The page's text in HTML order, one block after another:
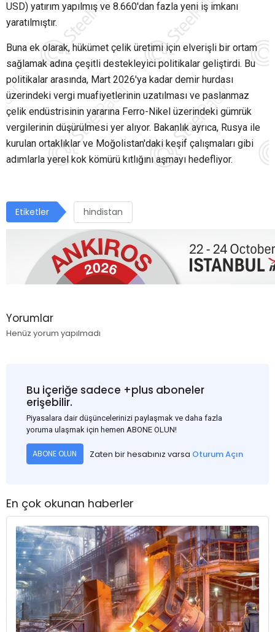
USD) yatırım yapılmış ve 8.660'dan fazla yeni iş imkanı
yaratılmıştır.
Buna ek olarak, hükümet çelik üretimi için elverişli bir ortam
sağlamak adına çeşitli destekleyici politikalar geliştirdi. Bu
politikalar arasında, Mart 2026'ya kadar demir hurdası
üzerindeki vergi muafiyetlerinin uzatılması ve paslanmaz
çelik endüstrisinin yararına Ferro-Nikel üzerindeki gümrük
vergilerinin düşürülmesi yer alıyor. Bakanlık ayrıca, Rusya ile
kurulan ortaklıklar ve Moğolistan'daki keşif çalışmaları gibi
adımlarla yerel kok kömürü kıtlığını aşmayı hedefliyor.
Etiketler hindistan
Yorumlar
Henüz yorum yapılmadı
Bu içeriğe sadece +plus aboneler
erişebilir.
Piyasalara dair düşüncelerinizi paylaşmak ve daha fazla
yoruma ulaşmak için hemen ABONE OLUN!
ABONE OLUN Zaten bir hesabınız varsa Oturum Açın
En çok okunan haberler